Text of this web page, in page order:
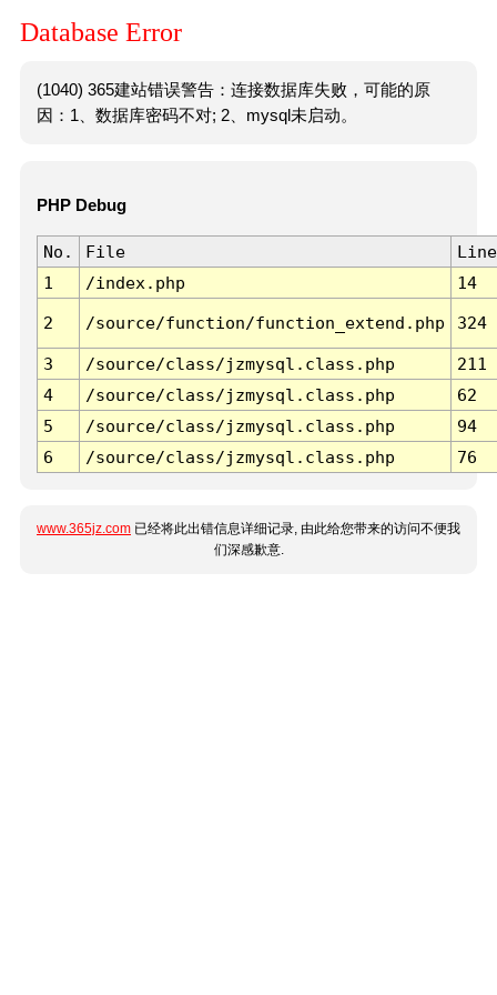
Database Error
(1040) 365建站错误警告：连接数据库失败，可能的原
因：1、数据库密码不对; 2、mysql未启动。
PHP Debug
No. File
Line
1
/index.php 14
2 /source/function/function_extend.php 324
3 /source/class/jzmysql.class.php
211
4
/source/class/jzmysql.class.php
62
5
/source/class/jzmysql.class.php
94
6
/source/class/jzmysql.class.php 76
www.365jz.com 已经将此出错信息详细记录, 由此给您带来的访问不便我
们深感歉意.